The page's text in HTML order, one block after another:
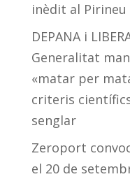
inèdit al Pirineu
DEPANA i
Generalitat
«matar per
criteris
senglar
Zeroport
el 20 de